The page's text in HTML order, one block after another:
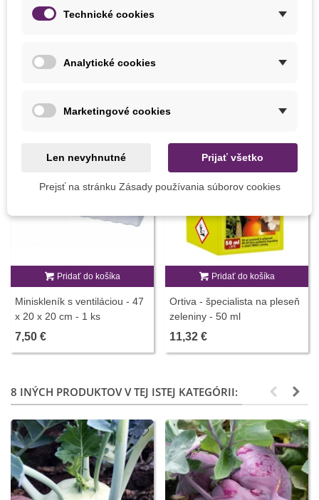
Pridať do košíka
Miniskleník s ventiláciou - 47
x 20 x 20 cm - 1 ks
7,50 €
Pridať do košíka
Ortiva - špecialista na pleseň
zeleniny - 50 ml
11,32 €
8 INÝCH PRODUKTOV V TEJ ISTEJ KATEGÓRII:
Technické cookies
Analytické cookies
Marketingové cookies
Len nevyhnutné Prijať všetko
Prejsť na stránku Zásady používania súborov cookies